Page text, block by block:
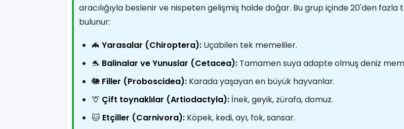
aracılığıyla beslenir ve nispeten gelişmiş halde doğar. Bu grup içinde 20'den fazla
bulunur:
🦇 Yarasalar (Chiroptera): Uçabilen tek memeliler.
🐬 Balinalar ve Yunuslar (Cetacea): Tamamen suya adapte olmuş deniz
🐘 Filler (Proboscidea): Karada yaşayan en büyük hayvanlar.
🦒 Çift toynaklılar (Artiodactyla): İnek, geyik, zürafa, domuz.
🐱 Etçiller (Carnivora): Köpek, kedi, ayı, fok, sansar.